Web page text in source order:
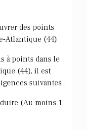
des points
Atlantique (44)
à points dans le
(44), il est
suivantes :
(Au moins 1